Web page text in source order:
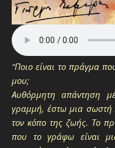
“Ποιο είναι το πράγμα
μου;
Αυθόρμητη απάντηση
γραμμή, έστω μια σωστή
τον κόπο της ζωής. Το
που το γράφω είναι